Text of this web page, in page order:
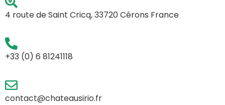
4 route de Saint Cricq, 33720 Cérons France
+33 (0) 6 81241118
contact@chateausirio.fr